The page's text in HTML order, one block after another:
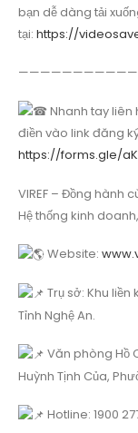
bạn dễ dàng tải
tại: https://
Nhanh tay liên
điền vào link đăng
https://forms.gle/
VIREF – Đồng hành
Hệ thống kinh
Website:
Trụ sở: Khu
Tỉnh Nghệ An.
Văn phòng Hồ
Huỳnh Tịnh Của,
Hotline: 1900